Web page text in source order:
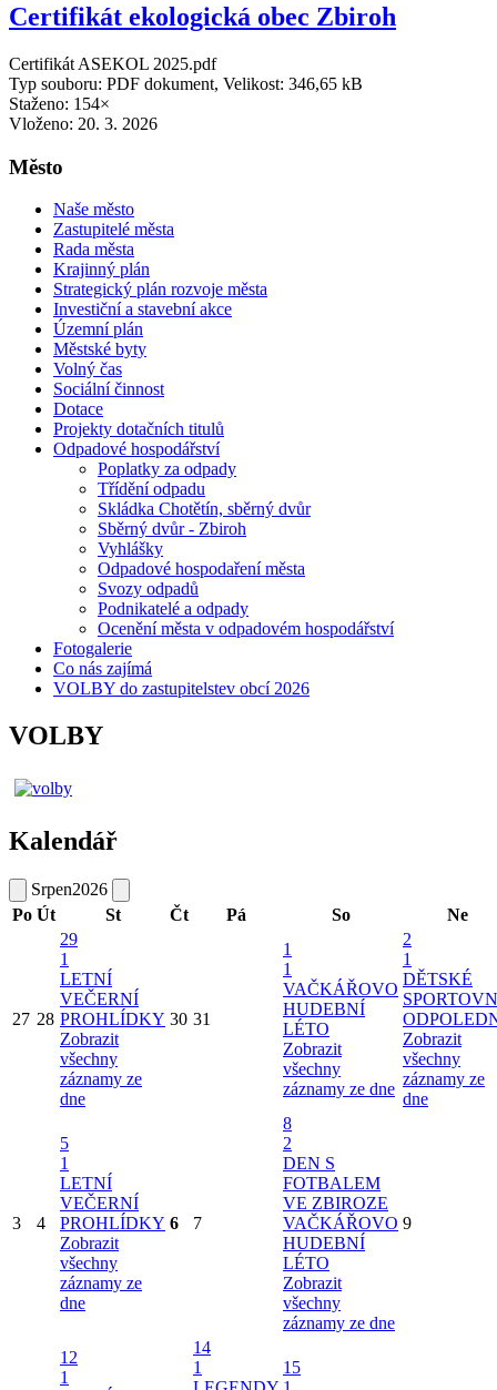
Certifikát ekologická obec Zbiroh
Certifikát ASEKOL 2025.pdf
Typ souboru: PDF dokument, Velikost: 346,65 kB
Staženo: 154×
Vloženo: 20. 3. 2026
Město
Naše město
Zastupitelé města
Rada města
Krajinný plán
Strategický plán rozvoje města
Investiční a stavební akce
Územní plán
Městské byty
Volný čas
Sociální činnost
Dotace
Projekty dotačních titulů
Odpadové hospodářství
Poplatky za odpady
Třídění odpadu
Skládka Chotětín, sběrný dvůr
Sběrný dvůr - Zbiroh
Vyhlášky
Odpadové hospodaření města
Svozy odpadů
Podnikatelé a odpady
Ocenění města v odpadovém hospodářství
Fotogalerie
Co nás zajímá
VOLBY do zastupitelstev obcí 2026
VOLBY
Kalendář
Srpen2026
Po Út St Čt Pá So Ne
27 28
29
1
LETNÍ
VEČERNÍ
PROHLÍDKY
Zobrazit
všechny
záznamy ze
dne
30 31
1
1
VAČKÁŘOVO
HUDEBNÍ
LÉTO
Zobrazit
všechny
záznamy ze dne
2
1
DĚTSKÉ
Zobrazit
všechny
záznamy ze
dne
3 4
5
1
LETNÍ
VEČERNÍ
PROHLÍDKY
Zobrazit
všechny
záznamy ze
dne
6 7
8
2
DEN S
FOTBALEM
VE ZBIROZE
VAČKÁŘOVO
HUDEBNÍ
LÉTO
Zobrazit
všechny
záznamy ze dne
9
12
1
14
1
15